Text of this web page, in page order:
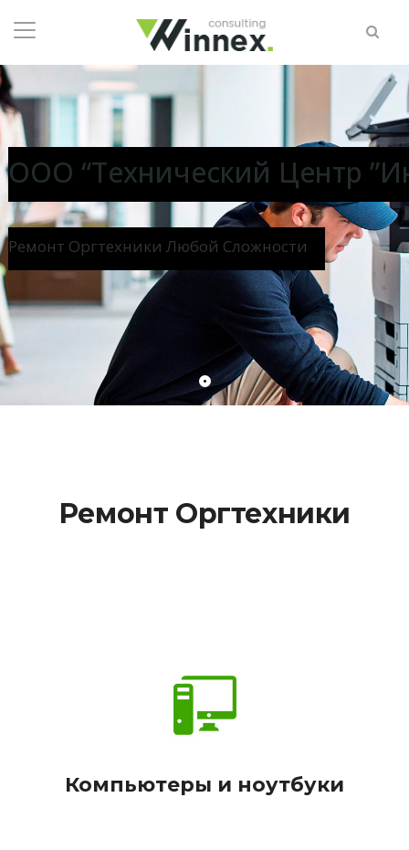
ООО “Технический Центр
Ремонт Оргтехники Любой Сложности
Ремонт Оргтехники
Компьютеры и ноутбуки